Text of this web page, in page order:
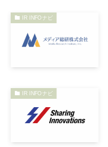
IR INFOナビ
IR INFOナビ